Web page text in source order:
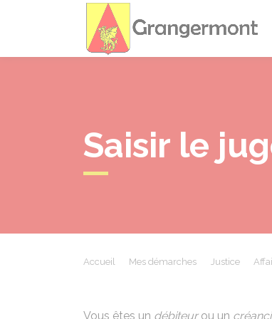
Saisir le
Accueil Mes démarches Justice
Vous êtes un débiteurou un